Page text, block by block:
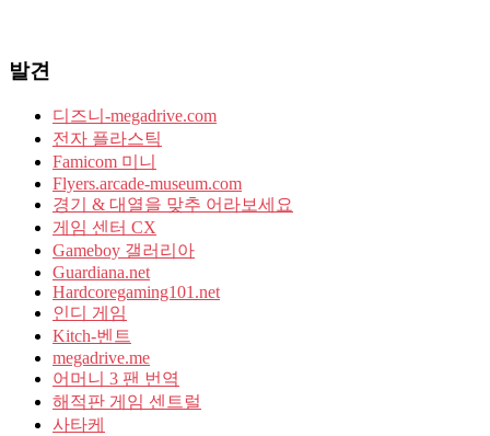
발견
디즈니-megadrive.com
전자 플라스틱
Famicom 미니
Flyers.arcade-museum.com
경기 & 대열을 맞추 어라보세요
게임 센터 CX
Gameboy 갤러리아
Guardiana.net
Hardcoregaming101.net
인디 게임
Kitch-벤트
megadrive.me
어머니 3 팬 번역
해적판 게임 센트럴
사타케